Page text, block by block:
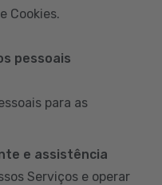
Cookies.
pessoais
para as
e assistência
Serviços e operar